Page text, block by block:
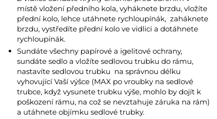
místě vložení předního kola, vyháknete brzdu, vložíte
přední kolo, lehce utáhnete rychloupínák, zaháknete
brzdu, vystředíte přední kolo ve vidlici a dotáhnete
rychloupínák.
Sundáte všechny papírové a igelitové ochrany,
sundáte sedlo a vložíte sedlovou trubku do rámu,
nastavíte sedlovou trubku na správnou délku
vyhovující Vaší výšce (MAX po vroubky na sedlové
trubce, když vysunete trubku výše, mohlo by dojít k
poškození rámu, na což se nevztahuje záruka na rám)
a utáhnete objímku sedlové trubky.